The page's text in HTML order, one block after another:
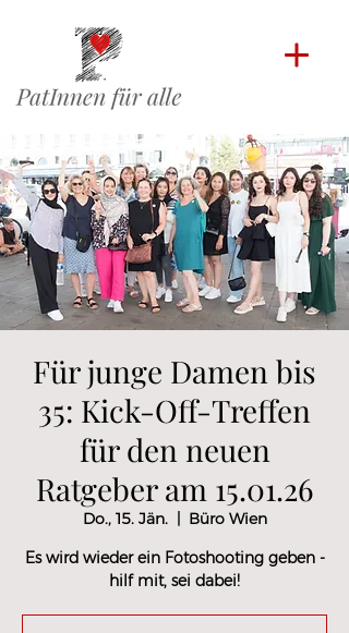
Für junge Damen bis
35: Kick-Off-Treffen
für den neuen
Ratgeber am 15.01.26
Do., 15. Jän.
  |
Büro Wien
Es wird wieder ein Fotoshooting geben -
hilf mit, sei dabei!